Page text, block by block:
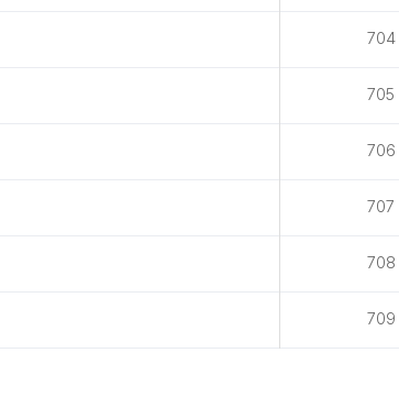
704
705
706
707
708
709